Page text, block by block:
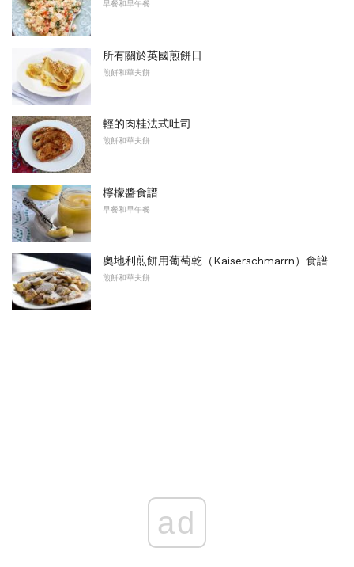
早餐和早午餐
所有關於英國煎餅日
煎餅和華夫餅
輕的肉桂法式吐司
煎餅和華夫餅
檸檬醬食譜
早餐和早午餐
奧地利煎餅用葡萄乾（Kaiserschmarrn）食譜
煎餅和華夫餅
ad